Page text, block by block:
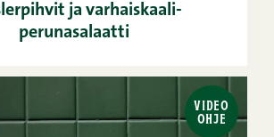
ja varhaiskaali-
perunasalaatti
VIDEO
OHJE